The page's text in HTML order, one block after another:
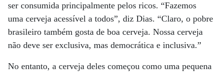
ser consumida principalmente pelos ricos. “Fazemos
uma cerveja acessível a todos”, diz Dias. “Claro, o pobre
brasileiro também gosta de boa cerveja. Nossa cerveja
não deve ser exclusiva, mas democrática e inclusiva.”
No entanto, a cerveja deles começou como uma pequena